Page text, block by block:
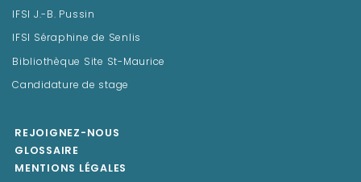
IFSI J.-B. Pussin
IFSI Séraphine de Senlis
Bibliothèque Site St-Maurice
Candidature de stage
REJOIGNEZ-NOUS
GLOSSAIRE
MENTIONS LÉGALES